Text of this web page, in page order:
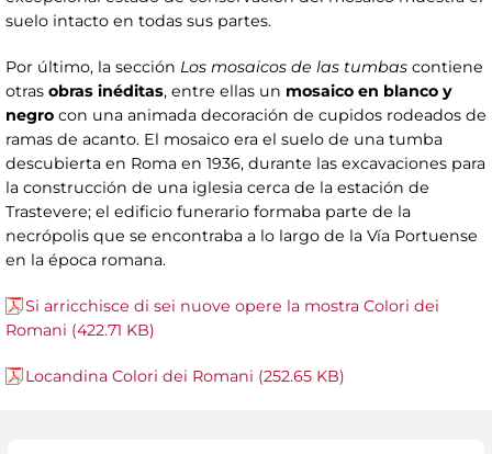
suelo intacto en todas sus partes.
Por último, la sección Los mosaicos de las tumbas contiene
otras obras inéditas, entre ellas un mosaico en blanco y
negro con una animada decoración de cupidos rodeados de
ramas de acanto. El mosaico era el suelo de una tumba
descubierta en Roma en 1936, durante las excavaciones para
la construcción de una iglesia cerca de la estación de
Trastevere; el edificio funerario formaba parte de la
necrópolis que se encontraba a lo largo de la Vía Portuense
en la época romana.
Si arricchisce di sei nuove opere la mostra Colori dei
Romani (422.71 KB)
Locandina Colori dei Romani (252.65 KB)